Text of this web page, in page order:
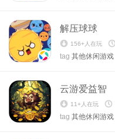
解压球球
156+人在玩
tag 其他休闲游戏
云游爱益智
11+人在玩
tag 其他休闲游戏